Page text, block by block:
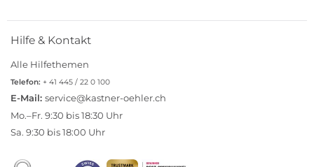
Hilfe & Kontakt
Alle Hilfethemen
Telefon: + 41 445 / 22 0 100
E-Mail: service@kastner-oehler.ch
Mo.–Fr. 9:30 bis 18:30 Uhr
Sa. 9:30 bis 18:00 Uhr